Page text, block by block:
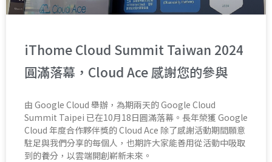
iThome Cloud Summit Taiwan 2024
圓滿落幕，Cloud Ace 感謝您的參與
由 Google Cloud 舉辦，為期兩天的 Google Cloud
Summit Taipei 已在10月18日圓滿落幕。長年榮獲 Google
Cloud 年度合作夥伴獎的 Cloud Ace 除了感謝活動期間願意
駐足與我們分享的每個人，也期許大家能善用從活動中吸取
到的養分，以雲端開創嶄新未來。